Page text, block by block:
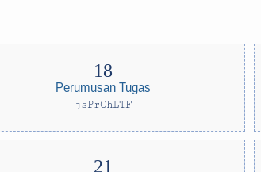
Perumusan Tugas
jsPrChLTF